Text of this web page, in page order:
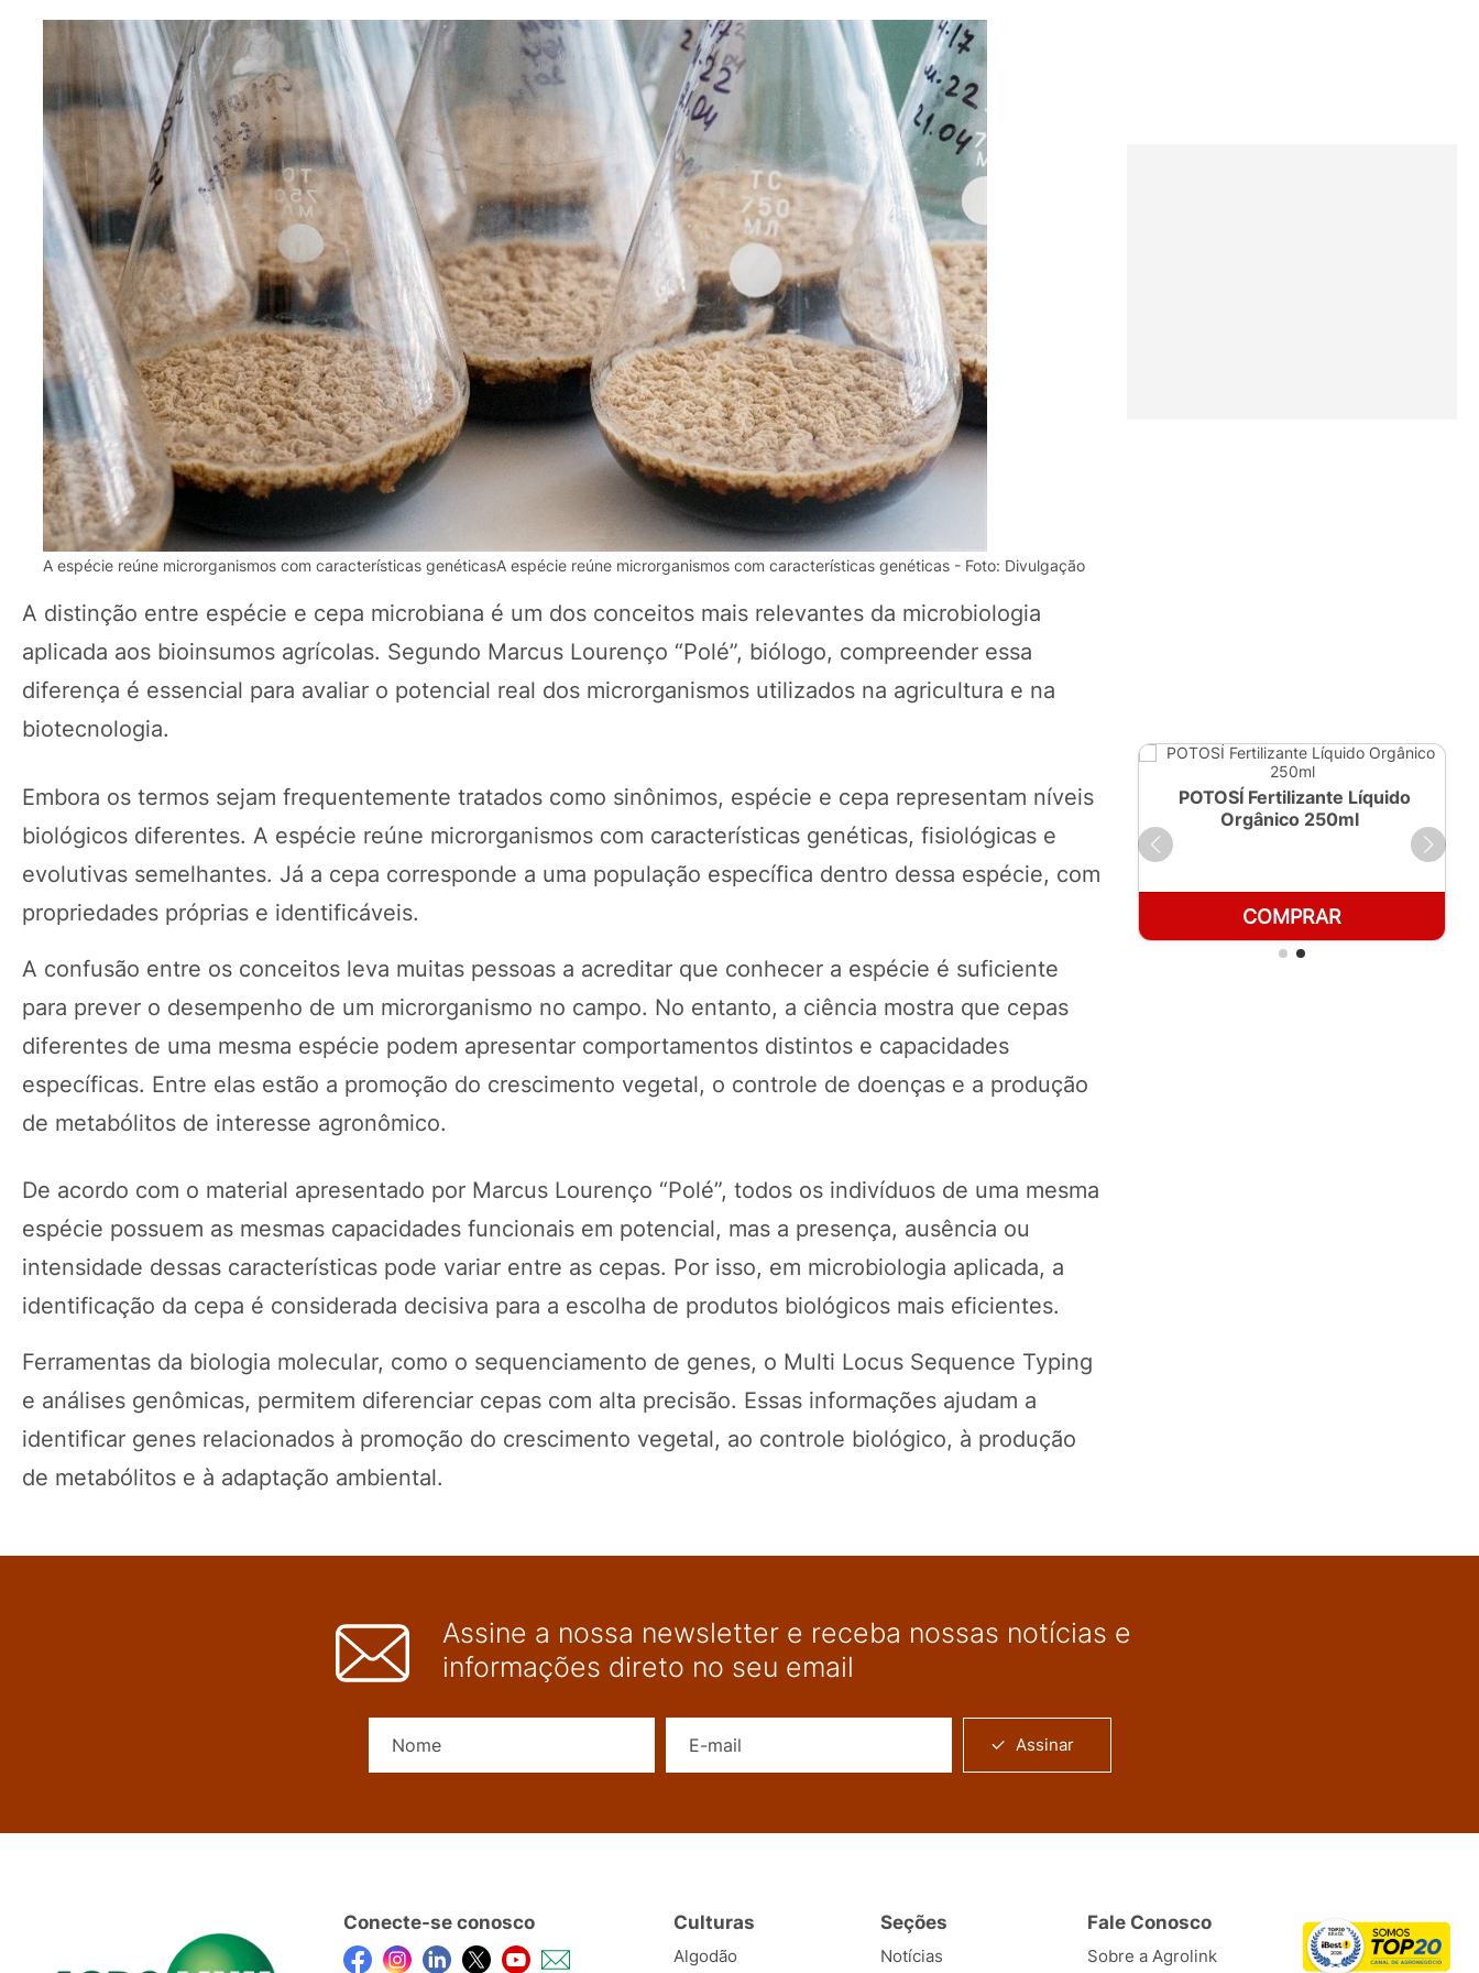
A espécie reúne microrganismos com características genéticasA espécie reúne microrganismos com características genéticas - Foto: Divulgação
A distinção entre espécie e cepa microbiana é um dos conceitos mais relevantes da microbiologia
aplicada aos bioinsumos agrícolas. Segundo Marcus Lourenço “Polé”, biólogo, compreender essa
diferença é essencial para avaliar o potencial real dos microrganismos utilizados na agricultura e na
biotecnologia.
Embora os termos sejam frequentemente tratados como sinônimos, espécie e cepa representam níveis
biológicos diferentes. A espécie reúne microrganismos com características genéticas, fisiológicas e
evolutivas semelhantes. Já a cepa corresponde a uma população específica dentro dessa espécie, com
propriedades próprias e identificáveis.
A confusão entre os conceitos leva muitas pessoas a acreditar que conhecer a espécie é suficiente
para prever o desempenho de um microrganismo no campo. No entanto, a ciência mostra que cepas
diferentes de uma mesma espécie podem apresentar comportamentos distintos e capacidades
específicas. Entre elas estão a promoção do crescimento vegetal, o controle de doenças e a produção
de metabólitos de interesse agronômico.
De acordo com o material apresentado por Marcus Lourenço “Polé”, todos os indivíduos de uma mesma
espécie possuem as mesmas capacidades funcionais em potencial, mas a presença, ausência ou
intensidade dessas características pode variar entre as cepas. Por isso, em microbiologia aplicada, a
identificação da cepa é considerada decisiva para a escolha de produtos biológicos mais eficientes.
Ferramentas da biologia molecular, como o sequenciamento de genes, o Multi Locus Sequence Typing
e análises genômicas, permitem diferenciar cepas com alta precisão. Essas informações ajudam a
identificar genes relacionados à promoção do crescimento vegetal, ao controle biológico, à produção
de metabólitos e à adaptação ambiental.
POTOSÍ Fertilizante Líquido
POTOSÍ Fertilizante Líquido
Orgânico 250ml
COMPRAR
Assine a nossa newsletter e receba nossas notícias e
informações direto no seu email
Assinar
Conecte-se conosco Culturas
Algodão
Seções
Notícias
Fale Conosco
Sobre a Agrolink